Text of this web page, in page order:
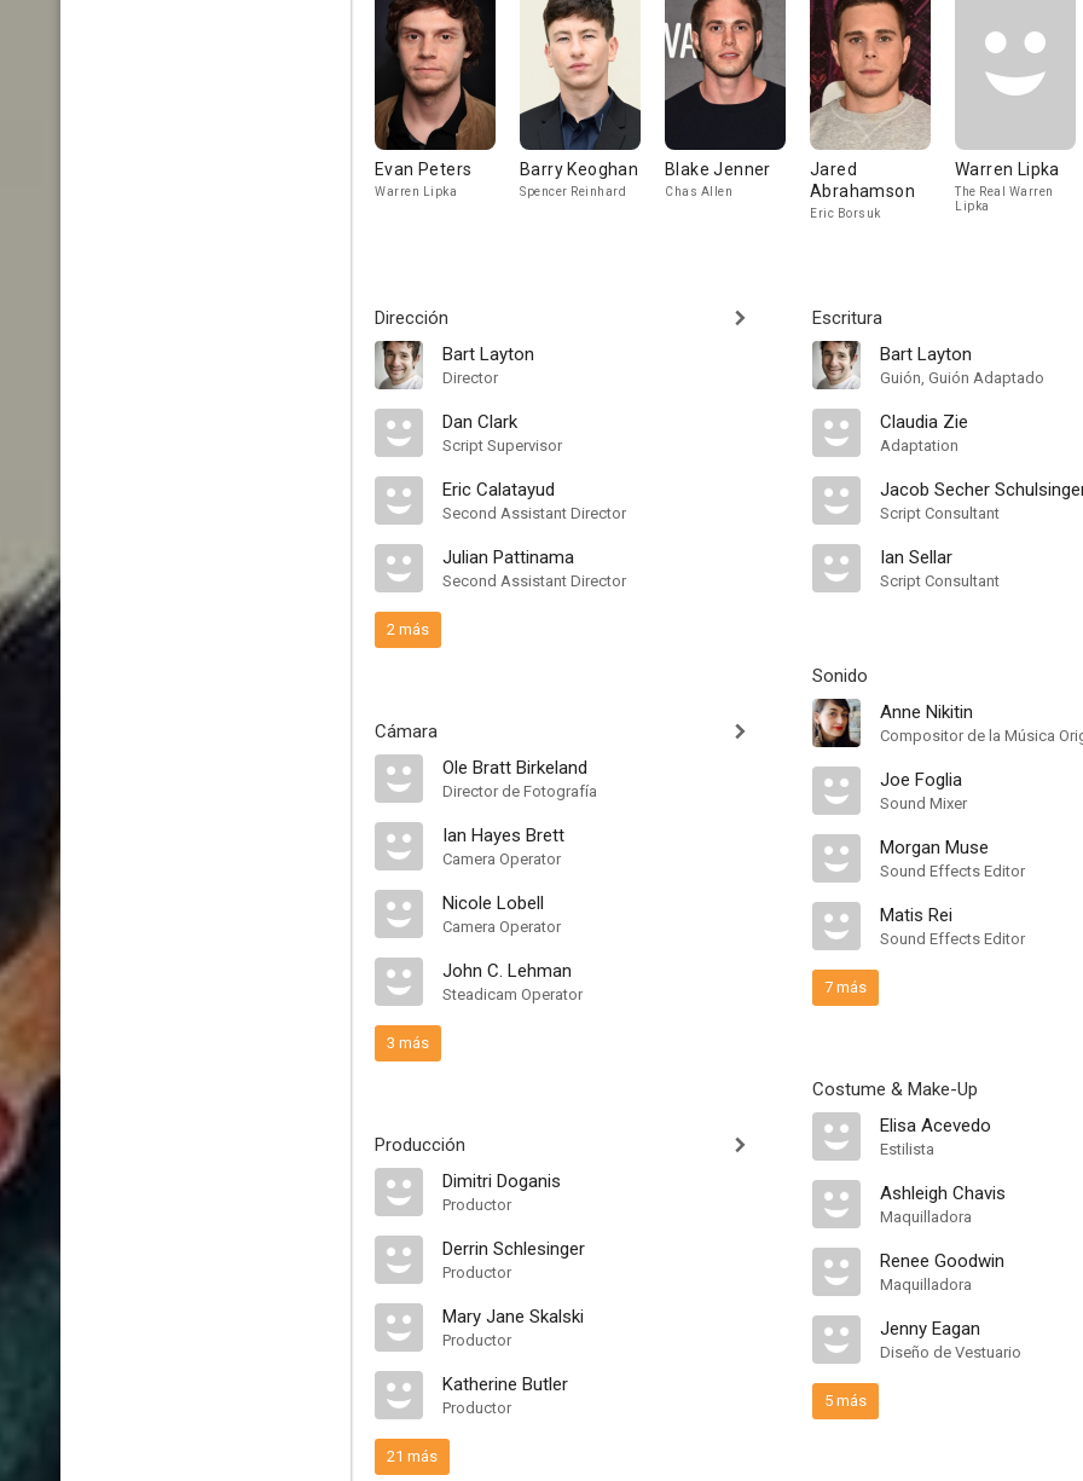
Evan Peters
Warren Lipka
Barry Keoghan
Spencer Reinhard
Blake Jenner
Chas Allen
Jared
Abrahamson
Eric Borsuk
Warren Lipka
The Real Warren
Lipka
Dirección
Bart Layton
Director
Dan Clark
Script Supervisor
Eric Calatayud
Second Assistant Director
Julian Pattinama
Second Assistant Director
2 más
Cámara
Ole Bratt Birkeland
Director de Fotografía
Ian Hayes Brett
Camera Operator
Nicole Lobell
Camera Operator
John C. Lehman
Steadicam Operator
3 más
Producción
Dimitri Doganis
Productor
Derrin Schlesinger
Productor
Mary Jane Skalski
Productor
Katherine Butler
Productor
21 más
Escritura
Bart Layton
Guión, Guión Adaptado
Claudia Zie
Adaptation
Jacob Secher
Script Consultant
Ian Sellar
Script Consultant
Sonido
Anne Nikitin
Compositor de la Música
Joe Foglia
Sound Mixer
Morgan Muse
Sound Effects Editor
Matis Rei
Sound Effects Editor
7 más
Costume & Make-Up
Elisa Acevedo
Estilista
Ashleigh Chavis
Maquilladora
Renee Goodwin
Maquilladora
Jenny Eagan
Diseño de Vestuario
5 más